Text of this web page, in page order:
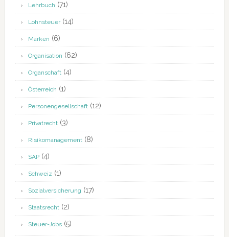
Lehrbuch (71)
Lohnsteuer(14)
Marken (6)
Organisation (62)
Organschaft(4)
Österreich (1)
Personengesellschaft(12)
Privatrecht(3)
Risikomanagement(8)
SAP(4)
Schweiz (1)
Sozialversicherung (17)
Staatsrecht(2)
Steuer-Jobs(5)